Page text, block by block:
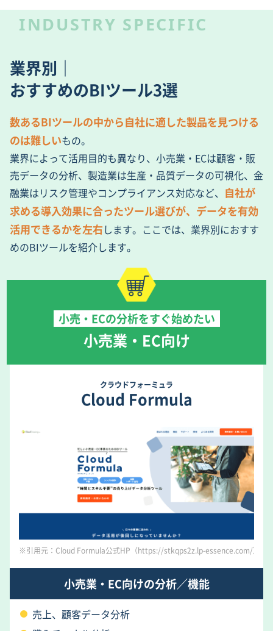
INDUSTRY SPECIFIC
業界別｜
おすすめのBIツール3選
数あるBIツールの中から自社に適した製品を見つける
のは難しいもの。
業界によって活用目的も異なり、小売業・ECは顧客・販
売データの分析、製造業は生産・品質データの可視化、金
融業はリスク管理やコンプライアンス対応など、 自社が
求める導入効果に合ったツール選びが、データを有効
活用できるかを左右します。ここでは、業界別におすす
めのBIツールを紹介します。
小売・ECの分析をすぐ始めたい
小売業・EC向け
クラウドフォーミュラ
Cloud Formula
※引用元：Cloud Formula公式HP（https://stkqps2z.lp-essence.com/）
小売業・EC向けの分析／機能
売上、顧客データ分析